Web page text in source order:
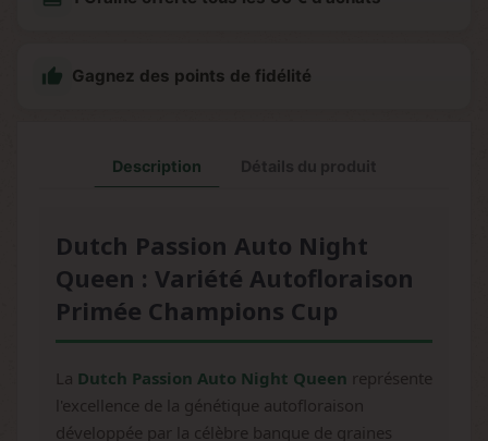
 Gagnez des points de fidélité
Description
Dutch Passion Auto Night
Queen : Variété Autofloraison
Primée Champions Cup
La Dutch Passion Auto Night Queen représente
l'excellence de la génétique autofloraison
développée par la célèbre banque de graines